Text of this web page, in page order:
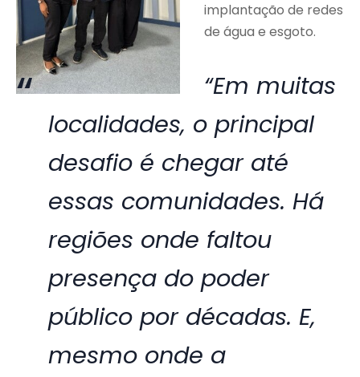
implantação de redes
de água e esgoto.
“Em muitas
localidades, o principal
desafio é chegar até
essas comunidades. Há
regiões onde faltou
presença do poder
público por décadas. E,
mesmo onde a